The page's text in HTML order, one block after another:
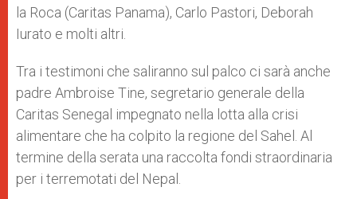
la Roca (Caritas Panama), Carlo Pastori, Deborah
Iurato e molti altri.
Tra i testimoni che saliranno sul palco ci sarà anche
padre Ambroise Tine, segretario generale della
Caritas Senegal impegnato nella lotta alla crisi
alimentare che ha colpito la regione del Sahel. Al
termine della serata una raccolta fondi straordinaria
per i terremotati del Nepal.